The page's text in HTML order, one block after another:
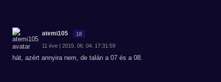
atemi105 18
11 éve | 2015. 06. 04. 17:31:59
hát, azért annyira nem, de talán a 07 és a 08.